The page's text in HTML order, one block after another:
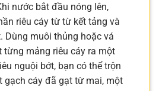
nước bắt đầu nóng lên,
riêu cáy từ từ kết tảng và
Dùng muôi thủng hoặc vá
từng mảng riêu cáy ra một
nguội bớt, bạn có thể trộn
gạch cáy đã gạt từ mai, một